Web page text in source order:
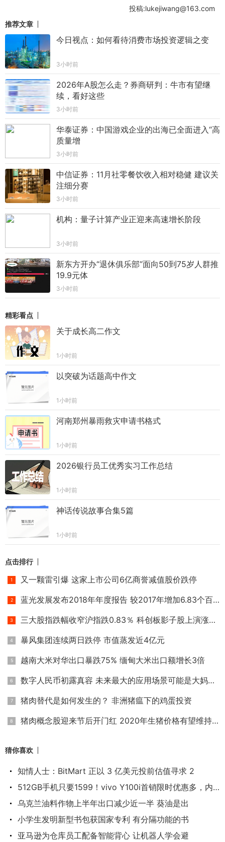
投稿:lukejiwang@163.com
推荐文章
今日视点：如何看待消费市场投资逻辑之变
3小时前
2026年A股怎么走？券商研判：牛市有望继
续，看好这些
3小时前
华泰证券：中国游戏企业的出海已全面进入“高
质量增
3小时前
中信证券：11月社零餐饮收入相对稳健 建议关
注细分赛
3小时前
机构：量子计算产业正迎来高速增长阶段
3小时前
新东方开办“退休俱乐部”面向50到75岁人群推
19.9元体
3小时前
精彩看点
关于成长高二作文
1小时前
以突破为话题高中作文
1小时前
河南郑州暴雨救灾申请书格式
1小时前
2026银行员工优秀实习工作总结
1小时前
神话传说故事合集5篇
1小时前
点击排行
又一颗雷引爆 这家上市公司6亿商誉减值股价跌停
蓝光发展发布2018年年度报告 较2017年增加6.83个百分点
三大股指跌幅收窄沪指跌0.83％ 科创板影子股上演涨停潮
暴风集团连续两日跌停 市值蒸发近4亿元
越南大米对华出口暴跌75% 缅甸大米出口额增长3倍
数字人民币初露真容 未来最大的应用场景可能是大妈买菜
猪肉替代是如何发生的？ 非洲猪瘟下的鸡蛋投资
猪肉概念股迎来节后开门红 2020年生猪价格有望维持高位
猜你喜欢
知情人士：BitMart 正以 3 亿美元投前估值寻求 2
512GB手机只要1599！vivo Y100i首销限时优惠多，内置
乌克兰油料作物上半年出口减少近一半 葵油是出
小学生发明新型书包获国家专利 有分隔功能的书
亚马逊为仓库员工配备智能背心 让机器人学会避